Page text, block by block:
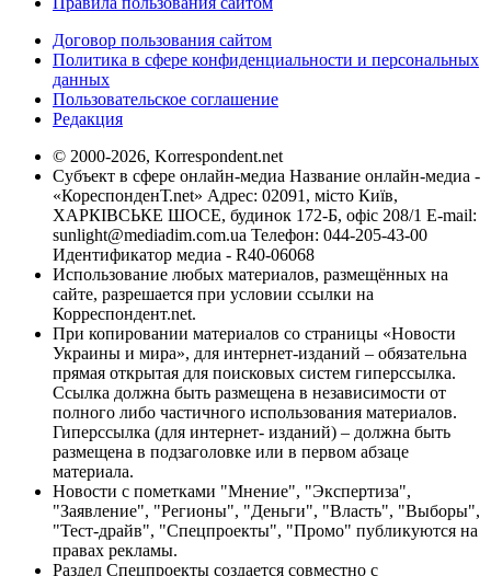
Договор пользования сайтом
Политика в сфере конфиденциальности и персональных
данных
Пользовательское соглашение
Редакция
© 2000-2026, Korrespondent.net
Субъект в сфере онлайн-медиа Название онлайн-медиа -
«КореспонденТ.net» Адрес: 02091, місто Київ,
ХАРКІВСЬКЕ ШОСЕ, будинок 172-Б, офіс 208/1 E-mail:
sunlight@mediadim.com.ua Телефон: 044-205-43-00
Идентификатор медиа - R40-06068
Использование любых материалов, размещённых на
сайте, разрешается при условии ссылки на
Корреспондент.net.
При копировании материалов со страницы «Новости
Украины и мира», для интернет-изданий – обязательна
прямая открытая для поисковых систем гиперссылка.
Ссылка должна быть размещена в независимости от
полного либо частичного использования материалов.
Гиперссылка (для интернет- изданий) – должна быть
размещена в подзаголовке или в первом абзаце
материала.
Новости с пометками "Мнение", "Экспертиза",
"Заявление", "Регионы", "Деньги", "Власть", "Выборы",
"Тест-драйв", "Спецпроекты", "Промо" публикуются на
правах рекламы.
Раздел Спецпроекты создается совместно с